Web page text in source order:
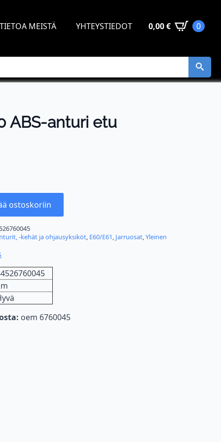
TIETOA MEISTÄ YHTEYSTIEDOT 0,00€ 0
ABS-anturi etu
ostoskoriin
-kehät ja ohjausyksiköt, E60/E61, Jarruosat,Yleinen
oem 6760045